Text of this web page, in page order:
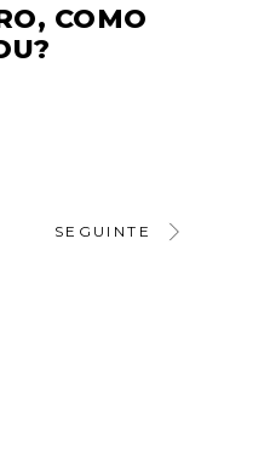
COMO
SEGUINTE